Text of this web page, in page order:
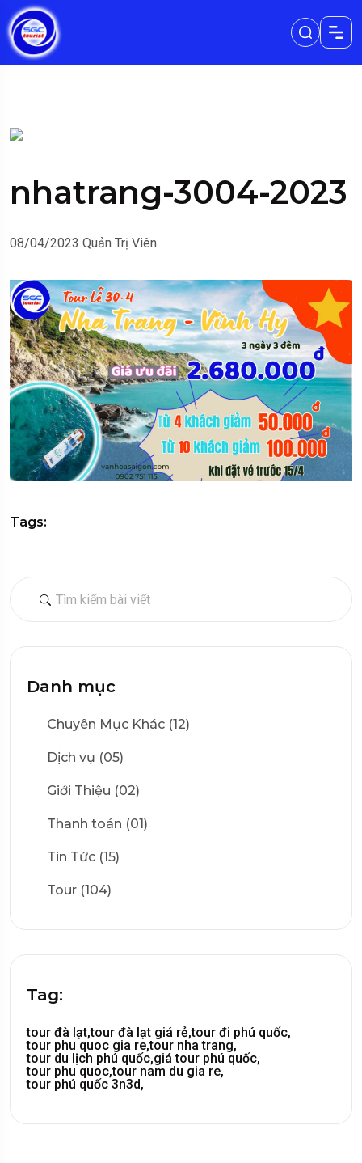
Danh mục
Chuyên Mục Khác (12)
Dịch vụ (05)
Giới Thiệu (02)
Thanh toán (01)
Tin Tức (15)
Tour (104)
Tag:
tour đà lạt,tour đà lạt giá rẻ,tour đi phú quốc,
tour phu quoc gia re,tour nha trang,
tour du lịch phú quốc,giá tour phú quốc,
tour phu quoc,tour nam du gia re,
tour phú quốc 3n3d,
nhatrang-3004-2023
08/04/2023 Quản Trị Viên
Tags: